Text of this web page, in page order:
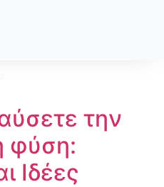
την
φύση:
Ιδέες